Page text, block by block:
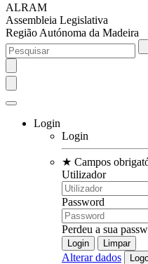
ALRAM
Assembleia Legislativa
Região Autónoma da Madeira
Login
Login
★ Campos
Utilizador
Password
Perdeu a sua
Alterar dados